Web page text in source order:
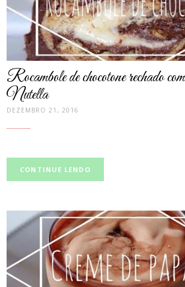
Rocambole de chocotone rechado
Nutella
DEZEMBRO 21, 2016
CONTINUE LENDO
thumbnail